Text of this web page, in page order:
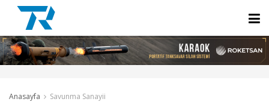
Anasayfa Savunma Sanayii